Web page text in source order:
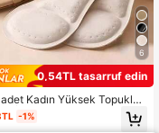
6
0,54TL tasarruf edin
Kadın Yüksek Topuklu
İç Tabanlığı, Yumuşak ve
Kendinden Yapışkanlı, Ter E
-1%